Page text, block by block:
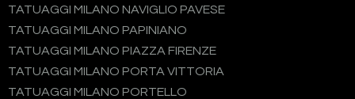
TATUAGGI MILANO NAVIGLIO PAVESE
TATUAGGI MILANO PAPINIANO
TATUAGGI MILANO PIAZZA FIRENZE
TATUAGGI MILANO PORTA VITTORIA
TATUAGGI MILANO PORTELLO